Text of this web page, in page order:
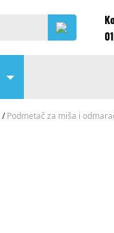
/Podmetač za miša i